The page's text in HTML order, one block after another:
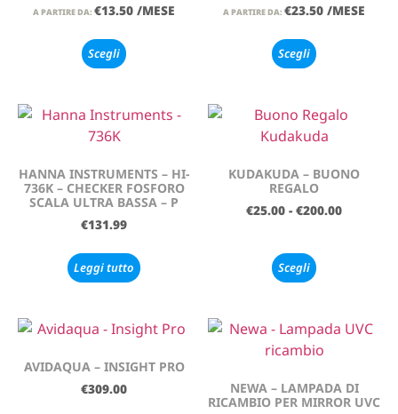
A PARTIRE DA: €13.50 /MESE
Scegli
A PARTIRE DA: €23.50 /MESE
Scegli
HANNA INSTRUMENTS – HI-
736K – CHECKER FOSFORO
SCALA ULTRA BASSA – P
€131.99
Leggi tutto
KUDAKUDA – BUONO
REGALO
€25.00 - €200.00
Scegli
AVIDAQUA – INSIGHT PRO
€309.00
NEWA – LAMPADA DI
RICAMBIO PER MIRROR UVC